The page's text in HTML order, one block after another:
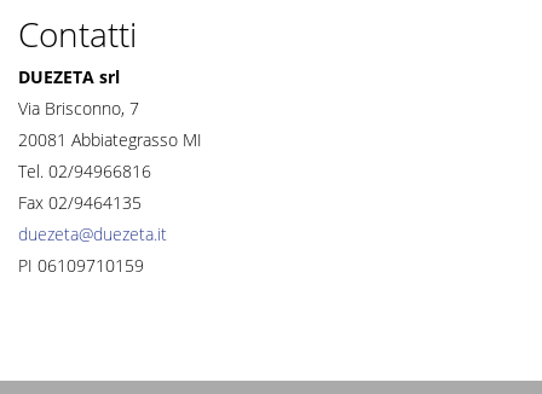
Contatti
DUEZETA srl
Via Brisconno, 7
20081 Abbiategrasso MI
Tel. 02/94966816
Fax 02/9464135
duezeta@duezeta.it
PI 06109710159